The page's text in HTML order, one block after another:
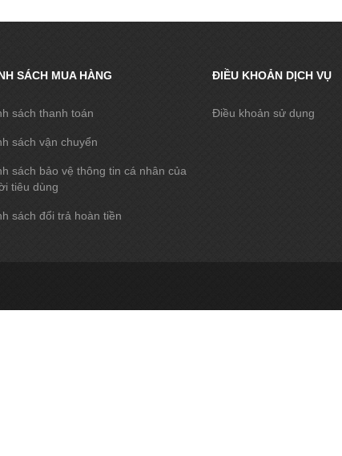
SÁCH MUA HÀNG
sách thanh toán
sách vận chuyển
sách bảo vệ thông tin cá nhân của
tiêu dùng
sách đổi trả hoàn tiền
ĐIỀU KHOẢN DỊCH VỤ
Điều khoản sử dụng